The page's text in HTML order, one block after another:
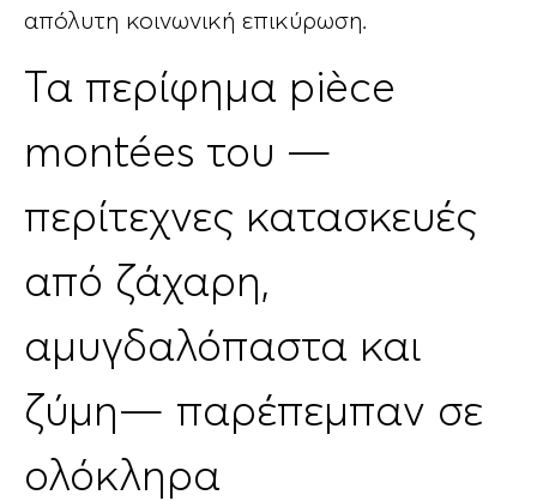
απόλυτη κοινωνική επικύρωση.
Τα περίφημα pièce
montées του —
περίτεχνες κατασκευές
από ζάχαρη,
αμυγδαλόπαστα και
ζύμη— παρέπεμπαν σε
ολόκληρα